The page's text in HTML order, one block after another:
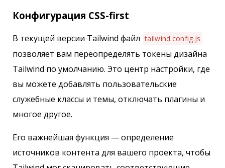
Конфигурация CSS-first
В текущей версии Tailwind файл tailwind.config.js
позволяет вам переопределять токены дизайна
Tailwind по умолчанию. Это центр настройки, где
вы можете добавлять пользовательские
служебные классы и темы, отключать плагины и
многое другое.
Его важнейшая функция — определение
источников контента для вашего проекта, чтобы